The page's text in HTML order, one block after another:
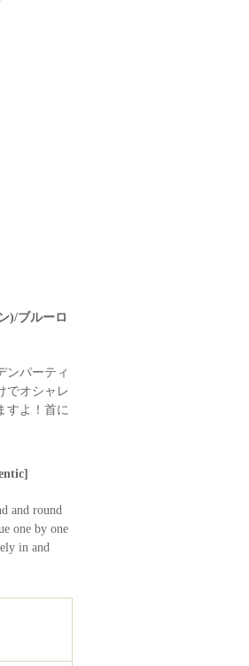
)/ブルーロ
ンパーティ
でオシャレ
すよ！首に
and round
one by one
in and